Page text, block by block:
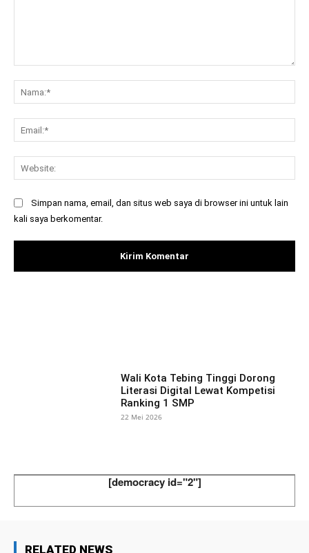
Simpan nama, email, dan situs web saya di browser ini untuk lain
kali saya berkomentar.
Wali Kota Tebing Tinggi Dorong
Literasi Digital Lewat Kompetisi
Ranking 1 SMP
22 Mei 2026
[democracy id="2"]
RELATED NEWS